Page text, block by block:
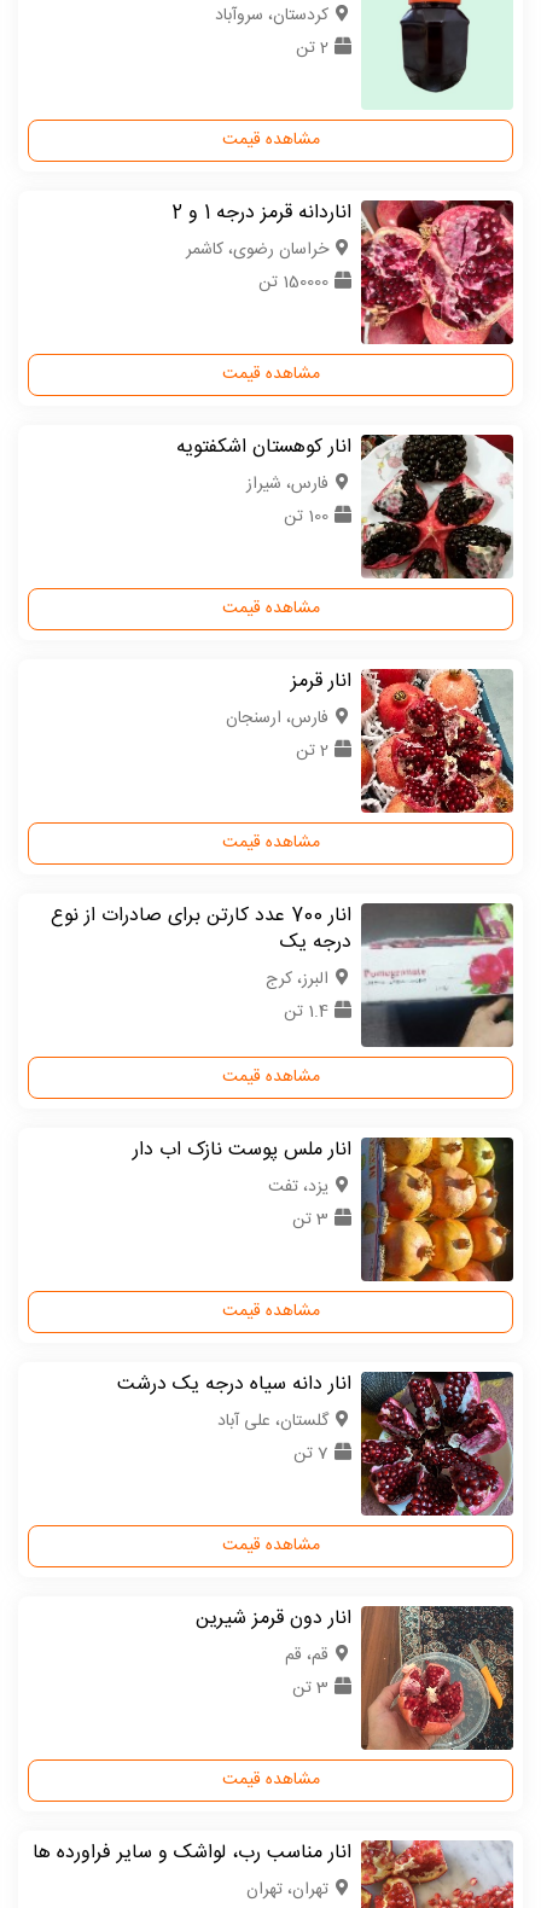
كردستان، سروآباد
2 تن
مشاهده قیمت
اناردانه قرمز درجه 1 و 2
خراسان رضوی، کاشمر
150000 تن
مشاهده قیمت
انار کوهستان اشکفتویه
فارس، شیراز
100 تن
مشاهده قیمت
انار قرمز
فارس، ارسنجان
2 تن
مشاهده قیمت
انار 700 عدد کارتن برای صادرات از نوع
درجه یک
البرز، کرج
1.4 تن
مشاهده قیمت
انار ملس پوست نازک اب دار
یزد، تفت
3 تن
مشاهده قیمت
انار دانه سیاه درجه یک درشت
گلستان، علی آباد
7 تن
مشاهده قیمت
انار دون قرمز شیرین
قم، قم
3 تن
مشاهده قیمت
انار مناسب رب، لواشک و سایر فراورده ها
تهران، تهران